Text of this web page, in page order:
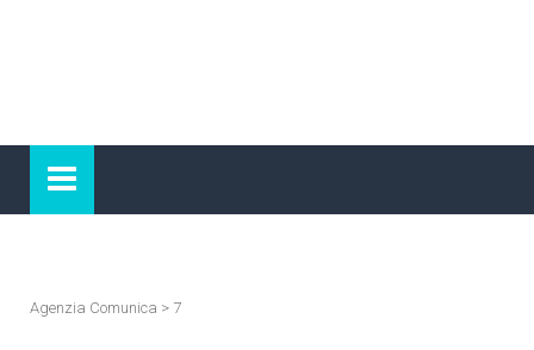
Agenzia Comunica > 7